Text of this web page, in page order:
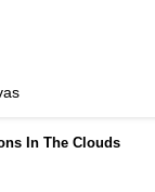
In The Clouds